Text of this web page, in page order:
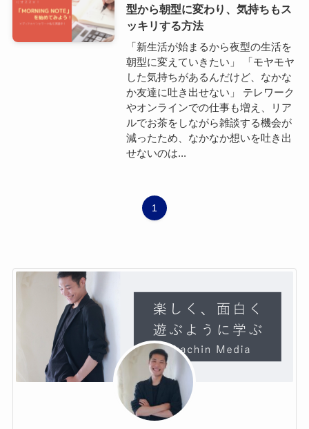
型から朝型に変わり、気持ちもス
ッキリする方法
「新生活が始まるから夜型の生活を
朝型に変えていきたい」 「モヤモヤ
した気持ちがあるんだけど、なかな
か友達に吐き出せない」 テレワーク
やオンラインでの仕事も増え、リア
ルでお茶をしながら雑談する機会が
減ったため、なかなか想いを吐き出
せないのは...
1